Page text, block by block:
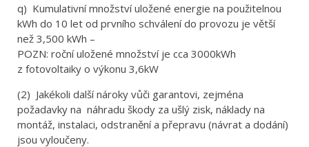
q) Kumulativní množství uložené energie na použitelnou
kWh do 10 let od prvního schválení do provozu je větší
než 3,500 kWh –
POZN: roční uložené množství je cca 3000kWh
z fotovoltaiky o výkonu 3,6kW
(2) Jakékoli další nároky vůči garantovi, zejména
požadavky na náhradu škody za ušlý zisk, náklady na
montáž, instalaci, odstranění a přepravu (návrat a dodání)
jsou vyloučeny.